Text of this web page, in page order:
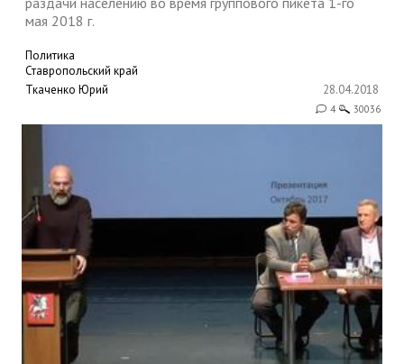
мая 2018 г.
Политика
Ставропольский край
Ткаченко Юрий
28.04.2018
4 30036